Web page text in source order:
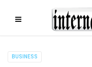
BUSINESS